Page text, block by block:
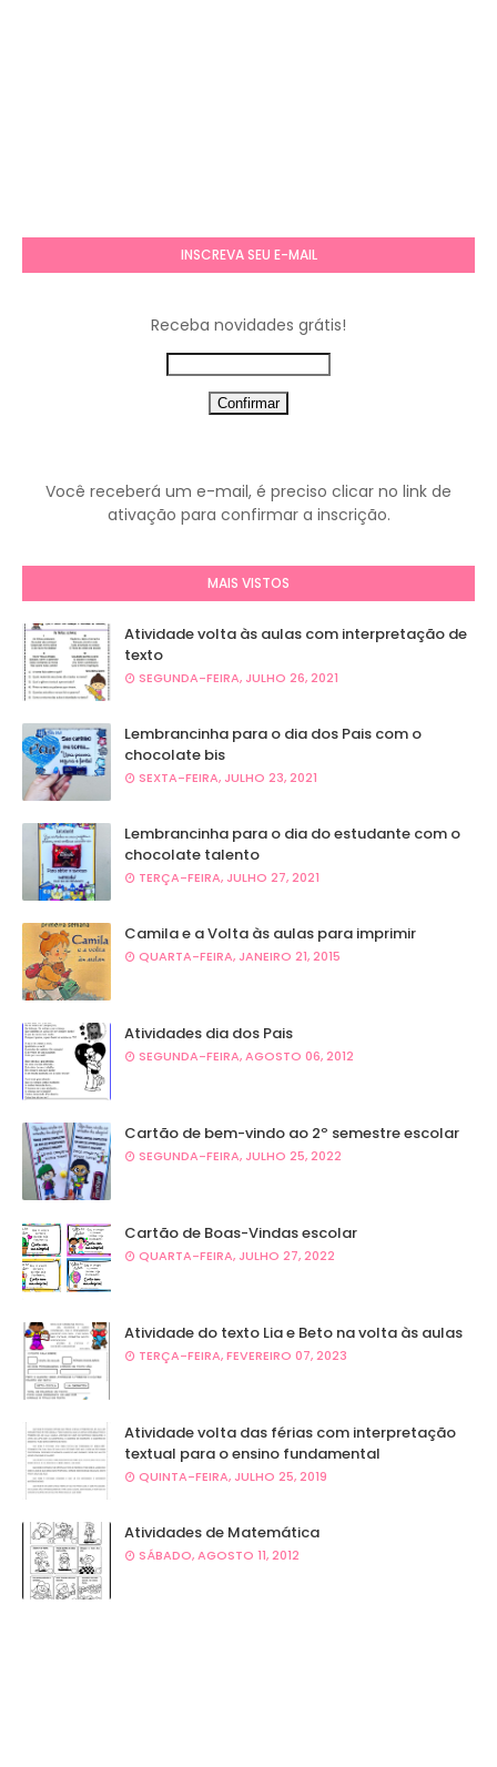
INSCREVA SEU E-MAIL
Receba novidades grátis!
Você receberá um e-mail, é preciso clicar no link de
ativação para confirmar a inscrição.
MAIS VISTOS
Atividade volta às aulas com interpretação de
texto
SEGUNDA-FEIRA, JULHO 26, 2021
Lembrancinha para o dia dos Pais com o
chocolate bis
SEXTA-FEIRA, JULHO 23, 2021
Lembrancinha para o dia do estudante com o
chocolate talento
TERÇA-FEIRA, JULHO 27, 2021
Camila e a Volta às aulas para imprimir
QUARTA-FEIRA, JANEIRO 21, 2015
Atividades dia dos Pais
SEGUNDA-FEIRA, AGOSTO 06, 2012
Cartão de bem-vindo ao 2º semestre escolar
SEGUNDA-FEIRA, JULHO 25, 2022
Cartão de Boas-Vindas escolar
QUARTA-FEIRA, JULHO 27, 2022
Atividade do texto Lia e Beto na volta às aulas
TERÇA-FEIRA, FEVEREIRO 07, 2023
Atividade volta das férias com interpretação
textual para o ensino fundamental
QUINTA-FEIRA, JULHO 25, 2019
Atividades de Matemática
SÁBADO, AGOSTO 11, 2012